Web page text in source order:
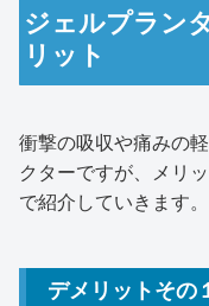
ジェルプラン
リット
衝撃の吸収や痛みの
クターですが、メリ
で紹介していきます。
デメリットその